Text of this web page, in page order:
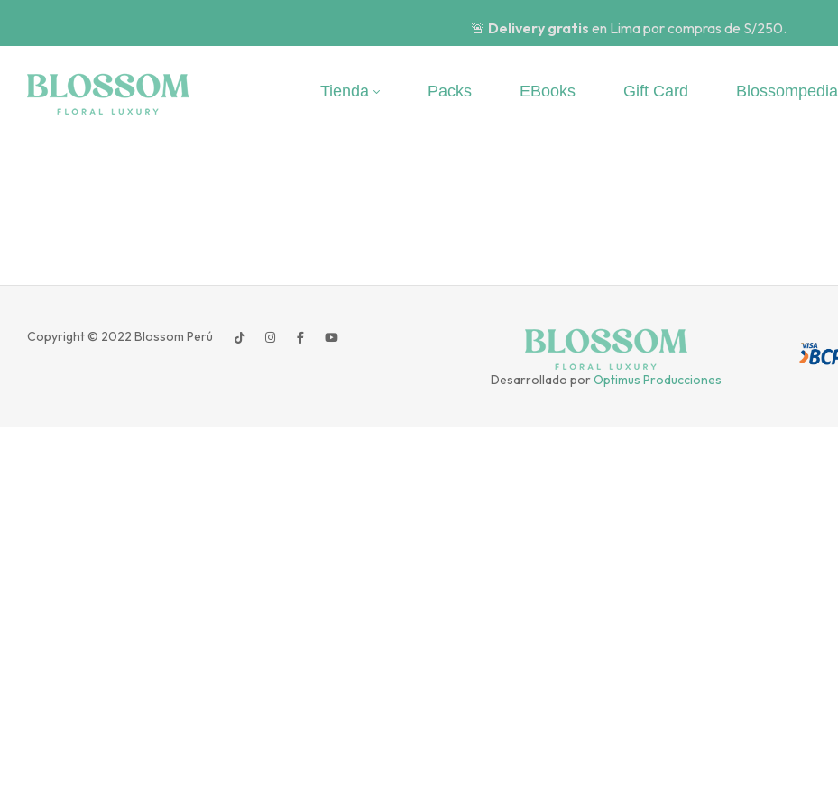
🚨 Delivery gratis en Lima por compras de S/250.
Tienda Packs EBooks Gift Card Blossompedia
Copyright © 2022 Blossom Perú
Desarrollado porOptimus Producciones